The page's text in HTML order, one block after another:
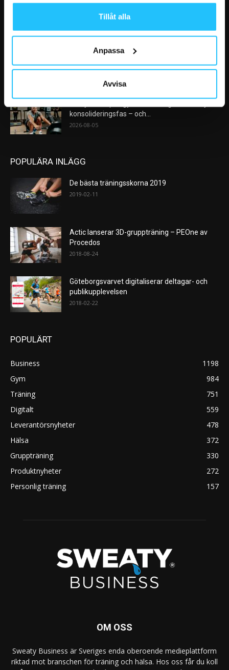
Tillåt alla
Anpassa
Avvisa
Nike satsar på hybridträning när Hyrox formar
nästa stora kategori
AI kommer aldrig kunna ersätta en frukost
efter träningspasset
konsolideringsfas – och...
2026-08-05
POPULÄRA INLÄGG
De bästa träningsskorna 2019
2019-02-11
Actic lanserar 3D-gruppträning – PEOne av
Procedos
2018-08-24
Göteborgsvarvet digitaliserar deltagar- och
publikupplevelsen
2018-02-22
POPULÄRT
Business
1198
Gym
984
Träning
751
Digitalt
559
Leverantörsnyheter
478
Hälsa
372
Gruppträning
330
Produktnyheter
272
Personlig träning
157
OM OSS
Sweaty Business är Sveriges enda oberoende medieplattform
riktad mot branschen för träning och hälsa. Hos oss får du koll